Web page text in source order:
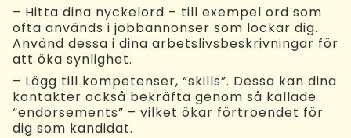
– Hitta dina nyckelord – till exempel ord som
ofta används i jobbannonser som lockar dig.
Använd dessa i dina arbetslivsbeskrivningar för
att öka synlighet.
– Lägg till kompetenser, “skills”. Dessa kan dina
kontakter också bekräfta genom så kallade
“endorsements” – vilket ökar förtroendet för
dig som kandidat.